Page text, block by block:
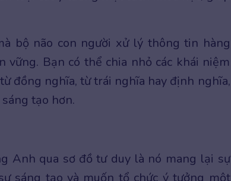
bộ não con người xử lý thông tin hàng
Bạn có thể chia nhỏ các khái niệm
đồng nghĩa, từ trái nghĩa hay định nghĩa,
tạo hơn.
Anh qua sơ đồ tư duy là nó mang lại sự